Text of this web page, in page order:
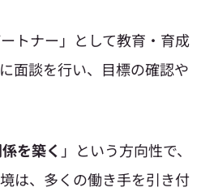
トナー」として教育・育成
面談を行い、目標の確認や
を築く 」という方向性で、
は、多くの働き手を引き付